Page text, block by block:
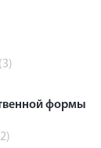
(3)
формы